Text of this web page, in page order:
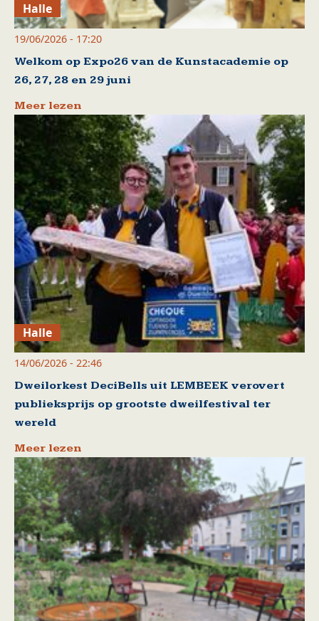
Halle
19/06/2026 - 17:20
Welkom op Expo26 van de Kunstacademie op
26, 27, 28 en 29 juni
Meer lezen
Halle
14/06/2026 - 22:46
Dweilorkest DeciBells uit LEMBEEK verovert
publieksprijs op grootste dweilfestival ter
wereld
Meer lezen